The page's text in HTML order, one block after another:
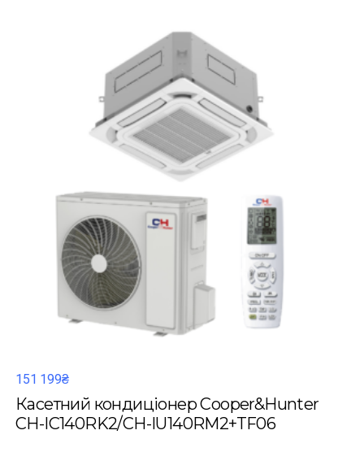
151 199₴
Касетний кондиціонер Cooper&Hunter
CH-IC140RK2/CH-IU140RM2+TF06